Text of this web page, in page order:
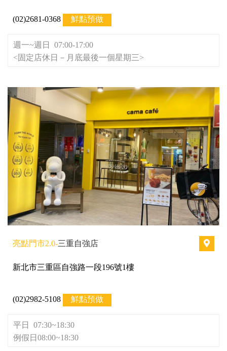
(02)2681-0368 鮮點預做
週一~週日 07:00-17:00
<固定店休日－月底最後一個星期三>
亮點門市2.0-三重自強店
新北市三重區自強路一段196號1樓
(02)2982-5108 鮮點預做
平日 07:30~18:30
例假日08:00~18:30